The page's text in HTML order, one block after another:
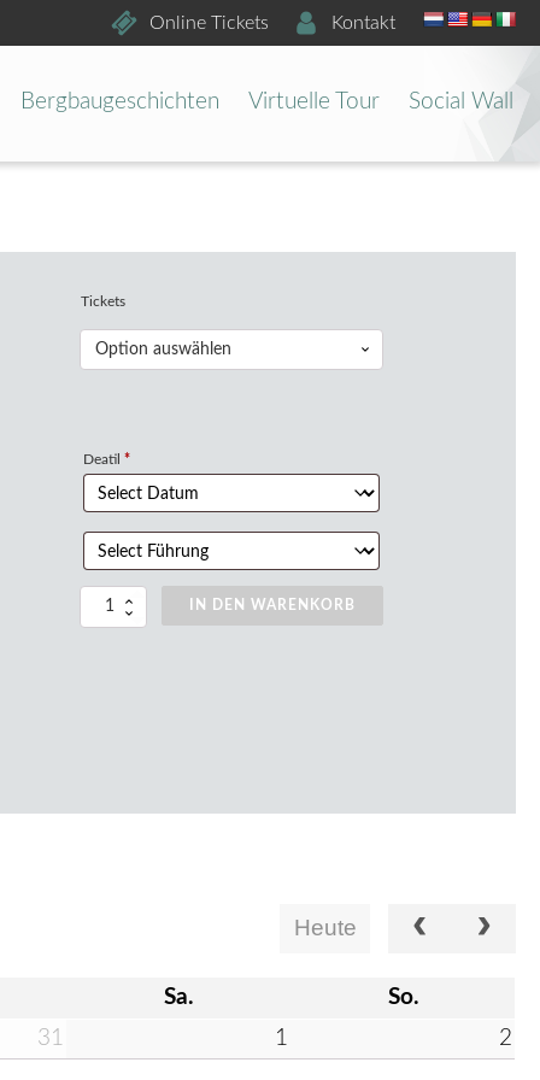
Online Tickets Kontakt
Bergbaugeschichten Virtuelle Tour Social Wall
Tickets
Deatil *
Tickets
2026
IN DEN WARENKORB
Heute
Sa.
So.
31 1 2